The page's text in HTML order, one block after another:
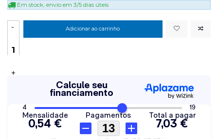
Em stock, envio em 3/5 dias úteis
-
+
Adicionar ao carrinho